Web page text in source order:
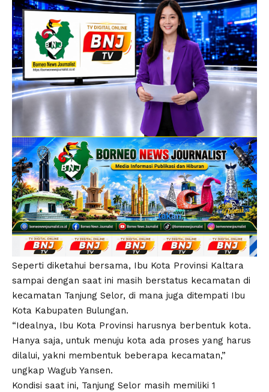
Seperti diketahui bersama, Ibu Kota Provinsi Kaltara
sampai dengan saat ini masih berstatus kecamatan di
kecamatan Tanjung Selor, di mana juga ditempati Ibu
Kota Kabupaten Bulungan.
“Idealnya, Ibu Kota Provinsi harusnya berbentuk kota.
Hanya saja, untuk menuju kota ada proses yang harus
dilalui, yakni membentuk beberapa kecamatan,”
ungkap Wagub Yansen.
Kondisi saat ini, Tanjung Selor masih memiliki 1